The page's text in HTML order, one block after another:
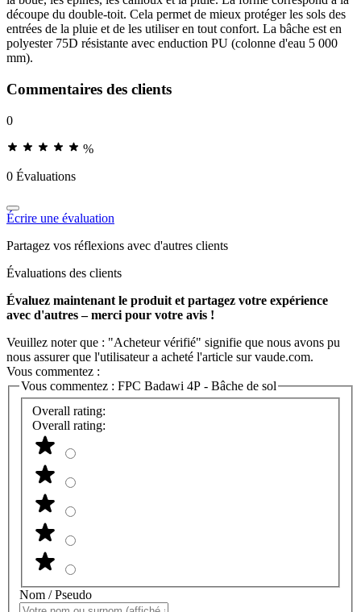
découpe du double-toit. Cela permet de mieux protéger les sols des
entrées de la pluie et de les utiliser en tout confort. La bâche est en
polyester 75D résistante avec enduction PU (colonne d'eau 5 000
mm).
Commentaires des clients
0
%
0 Évaluations
Écrire une évaluation
Partagez vos réflexions avec d'autres clients
Évaluations des clients
Évaluez maintenant le produit et partagez votre expérience
avec d'autres – merci pour votre avis !
Veuillez noter que : "Acheteur vérifié" signifie que nous avons pu
nous assurer que l'utilisateur a acheté l'article sur vaude.com.
Vous commentez :
Vous commentez : FPC Badawi 4P - Bâche de sol
Overall rating:
Overall rating:
Nom / Pseudo